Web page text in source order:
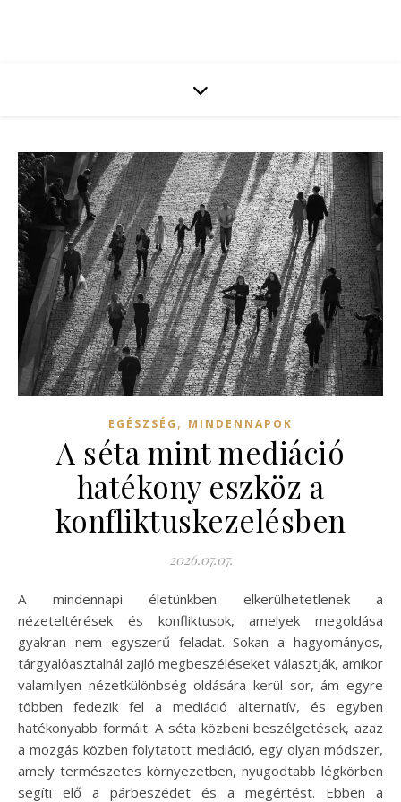
EGÉSZSÉG , MINDENNAPOK
A séta mint mediáció
hatékony eszköz a
konfliktuskezelésben
2026.07.07.
A mindennapi életünkben elkerülhetetlenek a
nézeteltérések és konfliktusok, amelyek megoldása
gyakran nem egyszerű feladat. Sokan a hagyományos,
tárgyalóasztalnál zajló megbeszéléseket választják, amikor
valamilyen nézetkülönbség oldására kerül sor, ám egyre
többen fedezik fel a mediáció alternatív, és egyben
hatékonyabb formáit. A séta közbeni beszélgetések, azaz
a mozgás közben folytatott mediáció, egy olyan módszer,
amely természetes környezetben, nyugodtabb légkörben
segíti elő a párbeszédet és a megértést. Ebben a